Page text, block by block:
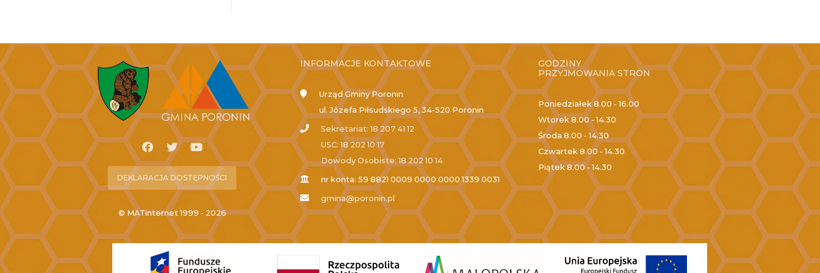
DEKLARACJA DOSTĘPNOŚCI
© MATinternet 1999 - 2026
INFORMACJE KONTAKTOWE
Urząd Gminy Poronin
ul. Józefa Piłsudskiego 5, 34-520 Poronin
Sekretariat: 18 207 41 12
USC: 18 202 10 17
Dowody Osobiste: 18 202 10 14
nr konta: 59 8821 0009 0000 0000 1339 0031
gmina@poronin.pl
GODZINY
PRZYJMOWANIA STRON
Poniedziałek 8.00 - 16.00
Wtorek8.00 - 14.30
Środa 8.00 - 14.30
Czwartek 8.00 - 14.30
Piątek8.00 - 14.30